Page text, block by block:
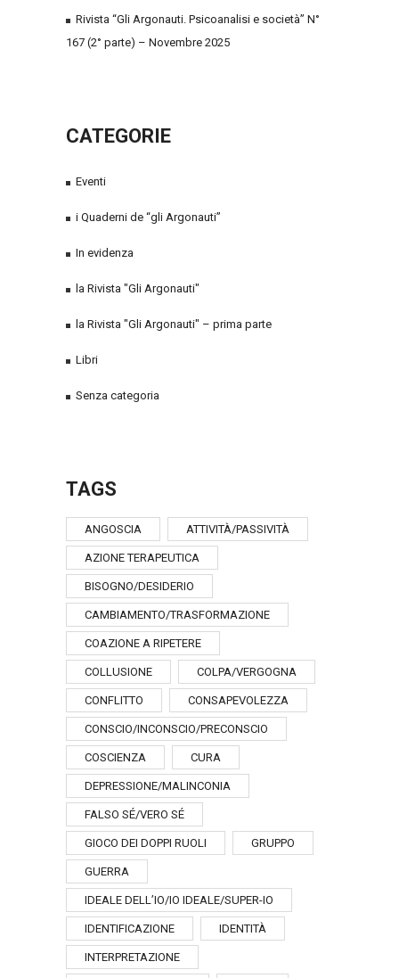
Rivista “Gli Argonauti. Psicoanalisi e società” N°
167 (2° parte) – Novembre 2025
CATEGORIE
Eventi
i Quaderni de “gli Argonauti”
In evidenza
la Rivista "Gli Argonauti"
la Rivista "Gli Argonauti" – prima parte
Libri
Senza categoria
TAGS
ANGOSCIA ATTIVITÀ/PASSIVITÀ
AZIONE TERAPEUTICA
BISOGNO/DESIDERIO
CAMBIAMENTO/TRASFORMAZIONE
COAZIONE A RIPETERE
COLLUSIONE COLPA/VERGOGNA
CONFLITTO CONSAPEVOLEZZA
CONSCIO/INCONSCIO/PRECONSCIO
COSCIENZA CURA
DEPRESSIONE/MALINCONIA
FALSO SÉ/VERO SÉ
GIOCO DEI DOPPI RUOLI GRUPPO
GUERRA
IDEALE DELL’IO/IO IDEALE/SUPER-IO
IDENTIFICAZIONE IDENTITÀ
INTERPRETAZIONE